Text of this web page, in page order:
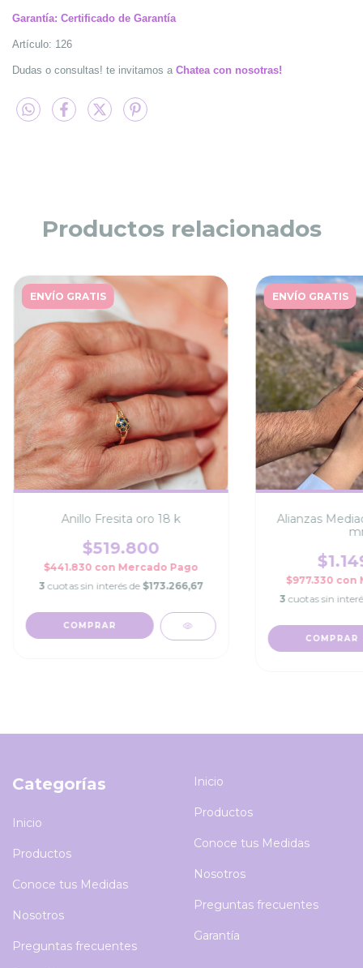
Garantía: Certificado de Garantía
Artículo: 126
Dudas o consultas! te invitamos a Chatea con nosotras!
Productos relacionados
ENVÍO GRATIS
Anillo Fresita oro 18 k
$519.800
$441.830 con Mercado Pago
3 cuotas sin interés de $173.266,67
COMPRAR
ENVÍO GRATIS
Alianzas
$977.330 con
3 cuotas sin
COMPRAR
Categorías
Inicio
Productos
Conoce tus Medidas
Nosotros
Preguntas frecuentes
Inicio
Productos
Conoce tus Medidas
Nosotros
Preguntas frecuentes
Garantía